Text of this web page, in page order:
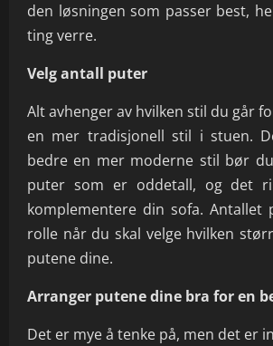
den løsningen som passer best,
ting verre.
Velg antall puter
Alt avhenger av hvilken stil du går
en mer tradisjonell stil i stuen.
bedre en mer moderne stil bør
puter som er oddetall, og det
komplementere din sofa. Antallet
rolle når du skal velge hvilken
putene dine.
Arranger putene dine bra for en
Det er mye å tenke på, men det er